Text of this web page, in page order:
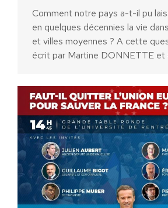
Comment notre pays a-t-il pu
en quelques décennies la vie
et villes moyennes ? A cette
écrit par Martine DONNETTE et